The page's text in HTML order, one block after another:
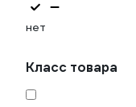
нет
Класс товара